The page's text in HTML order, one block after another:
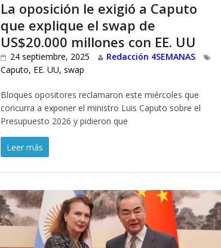
La oposición le exigió a Caputo
que explique el swap de
US$20.000 millones con EE. UU
24 septiembre, 2025
Redacción 4SEMANAS
Caputo, EE. UU,swap
Bloques opositores reclamaron este miércoles que
concurra a exponer el ministro Luis Caputo sobre el
Presupuesto 2026 y pidieron que
Leer más